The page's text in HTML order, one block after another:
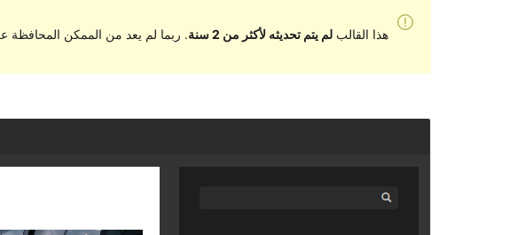
هذا القالبلم يتم تحديثه لأكثر من 2 سنة . ربما لم يعد من الممكن